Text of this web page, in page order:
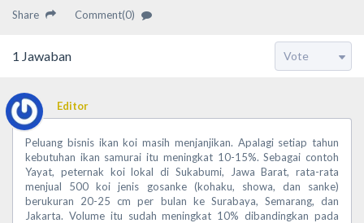
Share Comment(0)
1 Jawaban
Editor
Peluang bisnis ikan koi masih menjanjikan. Apalagi setiap tahun
kebutuhan ikan samurai itu meningkat 10-15%. Sebagai contoh
Yayat, peternak koi lokal di Sukabumi, Jawa Barat, rata-rata
menjual 500 koi jenis gosanke (kohaku, showa, dan sanke)
berukuran 20-25 cm per bulan ke Surabaya, Semarang, dan
Jakarta. Volume itu sudah meningkat 10% dibandingkan pada